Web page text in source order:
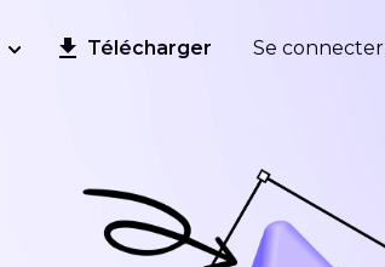
Se connecter
Télécharger